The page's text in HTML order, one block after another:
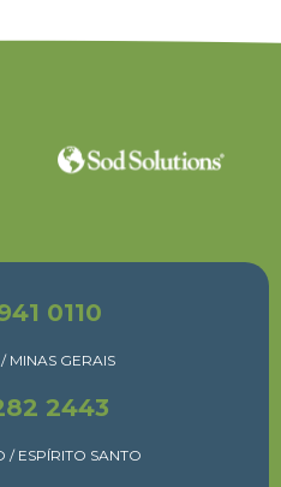
0110
MINAS GERAIS
2443
/ ESPÍRITO SANTO